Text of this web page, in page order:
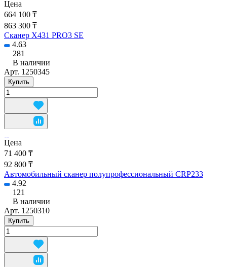
Цена
664 100 ₸
863 300 ₸
Сканер X431 PRO3 SE
4.63
281
В наличии
Арт. 1250345
Купить
Цена
71 400 ₸
92 800 ₸
Автомобильный сканер полупрофессиональный CRP233
4.92
121
В наличии
Арт. 1250310
Купить